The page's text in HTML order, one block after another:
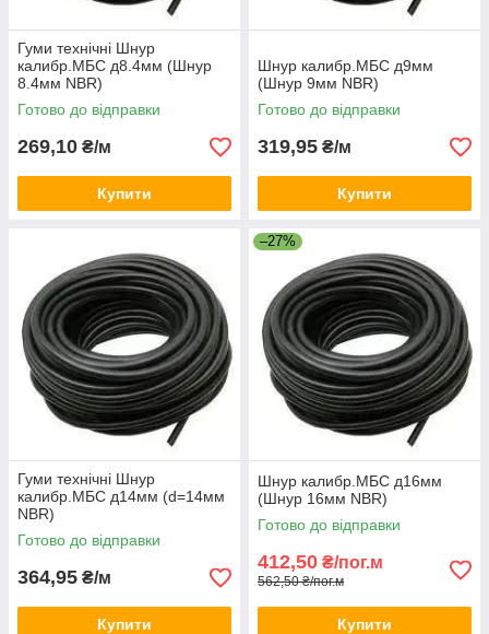
Гуми технічні Шнур
калибр.МБС д8.4мм (Шнур
8.4мм NBR)
Готово до відправки
269,10 ₴/м
Купити
Шнур калибр.МБС д9мм
(Шнур 9мм NBR)
Готово до відправки
319,95 ₴/м
Купити
Гуми технічні Шнур
калибр.МБС д14мм (d=14мм
NBR)
Готово до відправки
364,95 ₴/м
Купити
–27%
Шнур калибр.МБС д16мм
(Шнур 16мм NBR)
Готово до відправки
412,50 ₴/пог.м
562,50 ₴/пог.м
Купити